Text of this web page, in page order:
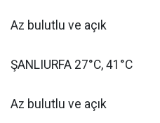
Az bulutlu ve açık
ŞANLIURFA 27°C, 41°C
Az bulutlu ve açık